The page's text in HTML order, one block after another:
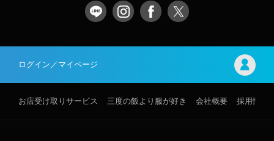
ログイン／マイページ
お店受け取りサービス 三度の飯より服が好き 会社概要 採用情報